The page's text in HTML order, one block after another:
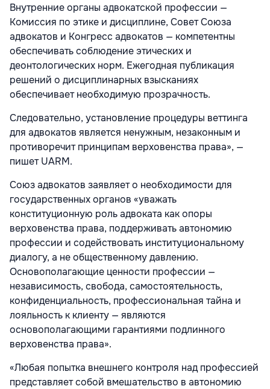
Внутренние органы адвокатской профессии —
Комиссия по этике и дисциплине, Совет Союза
адвокатов и Конгресс адвокатов — компетентны
обеспечивать соблюдение этических и
деонтологических норм. Ежегодная публикация
решений о дисциплинарных взысканиях
обеспечивает необходимую прозрачность.
Следовательно, установление процедуры веттинга
для адвокатов является ненужным, незаконным и
противоречит принципам верховенства права», —
пишет UARM.
Союз адвокатов заявляет о необходимости для
государственных органов «уважать
конституционную роль адвоката как опоры
верховенства права, поддерживать автономию
профессии и содействовать институциональному
диалогу, а не общественному давлению.
Основополагающие ценности профессии —
независимость, свобода, самостоятельность,
конфиденциальность, профессиональная тайна и
лояльность к клиенту — являются
основополагающими гарантиями подлинного
верховенства права».
«Любая попытка внешнего контроля над профессией
представляет собой вмешательство в автономию